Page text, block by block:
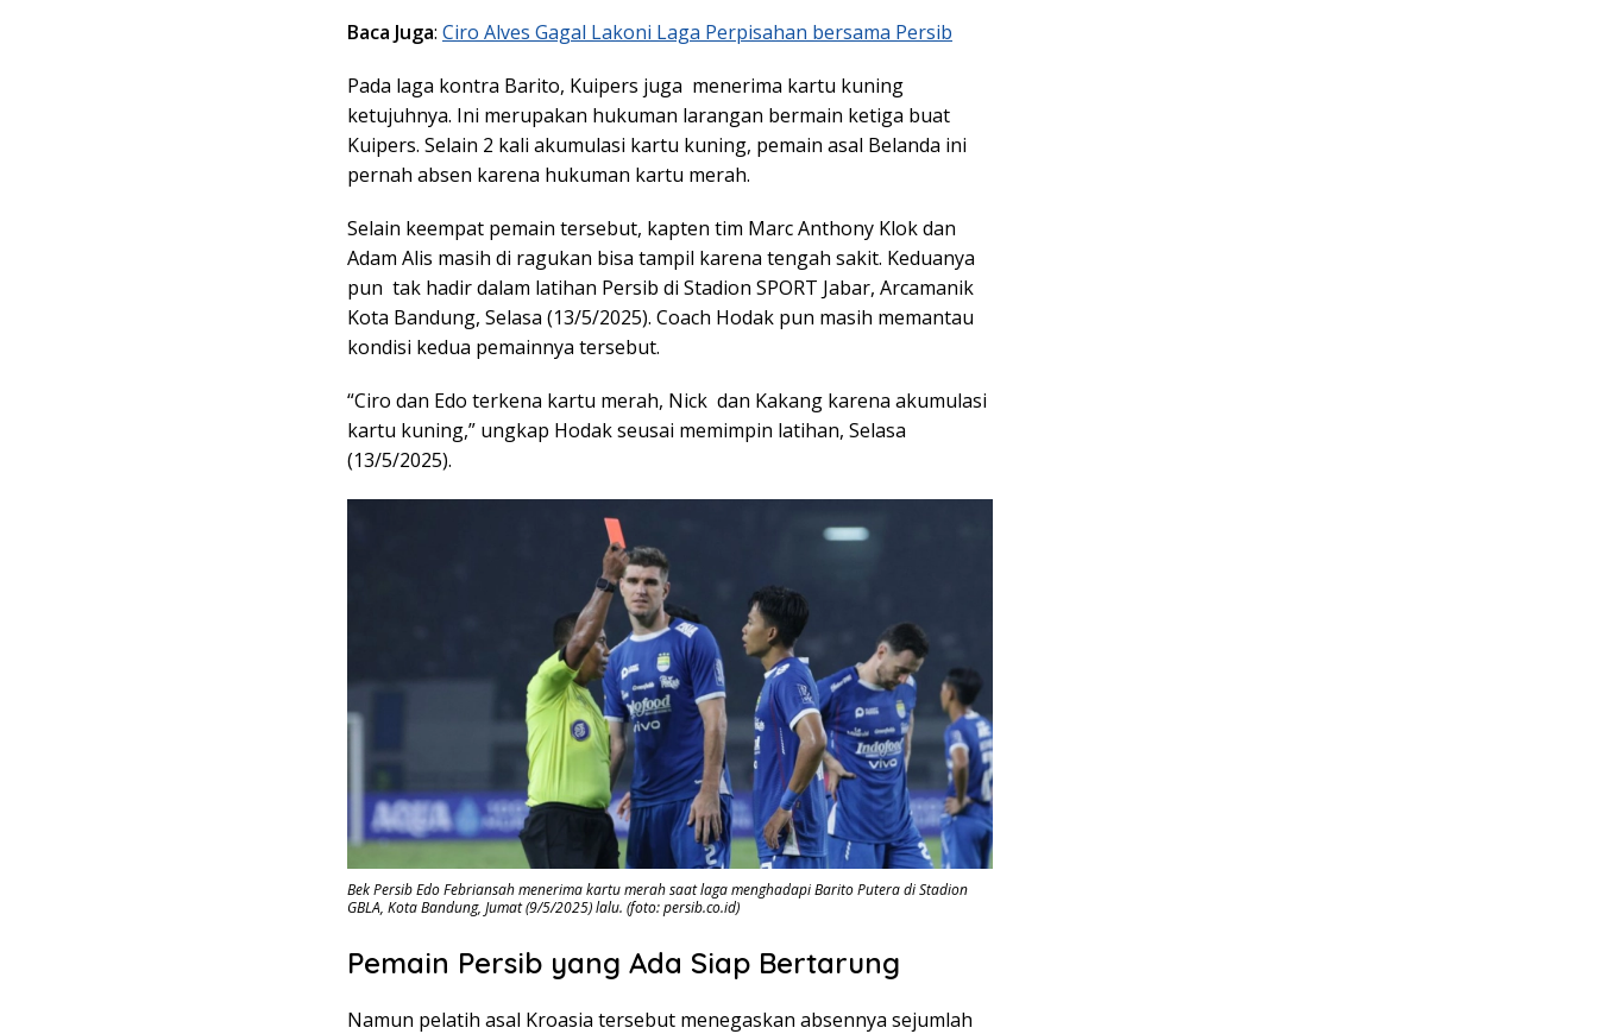
Baca Juga: Ciro Alves Gagal Lakoni Laga Perpisahan bersama Persib
Pada laga kontra Barito, Kuipers juga menerima kartu kuning
ketujuhnya. Ini merupakan hukuman larangan bermain ketiga buat
Kuipers. Selain 2 kali akumulasi kartu kuning, pemain asal Belanda ini
pernah absen karena hukuman kartu merah.
Selain keempat pemain tersebut, kapten tim Marc Anthony Klok dan
Adam Alis masih di ragukan bisa tampil karena tengah sakit. Keduanya
pun tak hadir dalam latihan Persib di Stadion SPORT Jabar, Arcamanik
Kota Bandung, Selasa (13/5/2025). Coach Hodak pun masih memantau
kondisi kedua pemainnya tersebut.
“Ciro dan Edo terkena kartu merah, Nick dan Kakang karena akumulasi
kartu kuning,” ungkap Hodak seusai memimpin latihan, Selasa
(13/5/2025).
Bek Persib Edo Febriansah menerima kartu merah saat laga menghadapi Barito Putera di Stadion
GBLA, Kota Bandung, Jumat (9/5/2025) lalu. (foto: persib.co.id)
Pemain Persib yang Ada Siap Bertarung
Namun pelatih asal Kroasia tersebut menegaskan absennya sejumlah